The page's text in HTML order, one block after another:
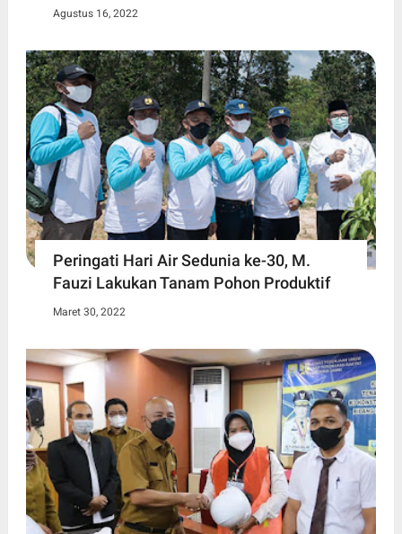
Agustus 16, 2022
Peringati Hari Air Sedunia ke-30, M.
Fauzi Lakukan Tanam Pohon Produktif
Maret 30, 2022